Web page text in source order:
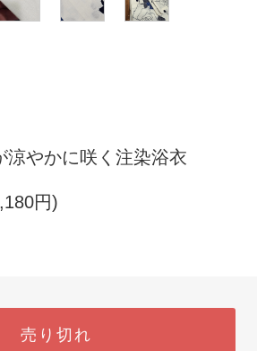
涼やかに咲く注染浴衣
円)
売り切れ